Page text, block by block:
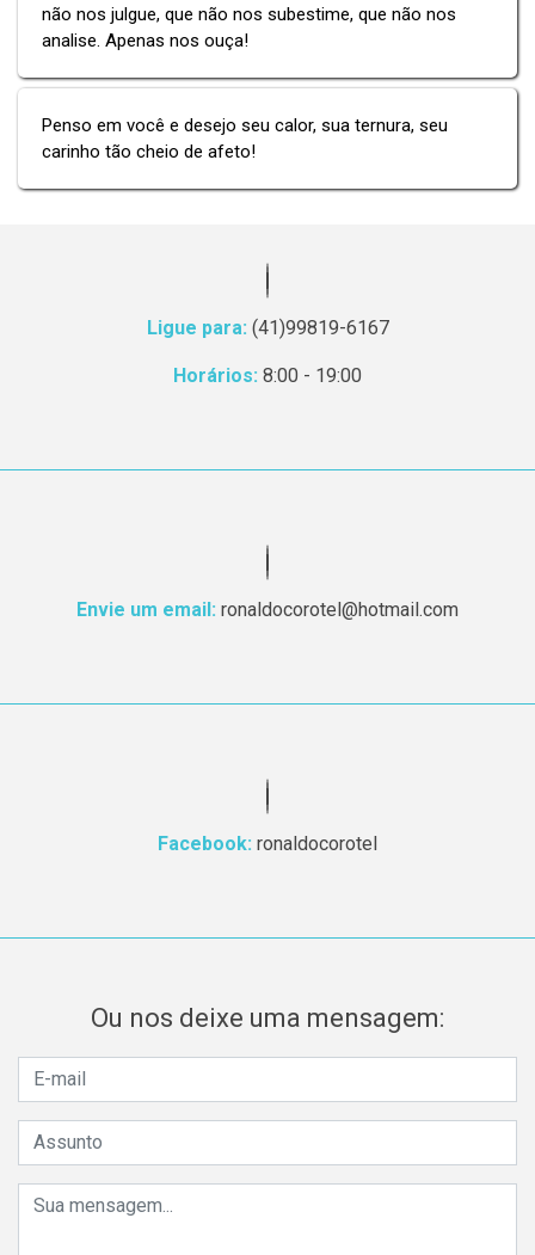
não nos julgue, que não nos subestime, que não nos
analise. Apenas nos ouça!
Penso em você e desejo seu calor, sua ternura, seu
carinho tão cheio de afeto!
Ligue para: (41)99819-6167
Horários: 8:00 - 19:00
Envie um email: ronaldocorotel@hotmail.com
Facebook: ronaldocorotel
Ou nos deixe uma mensagem: